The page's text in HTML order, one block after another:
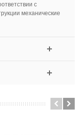
с
механические